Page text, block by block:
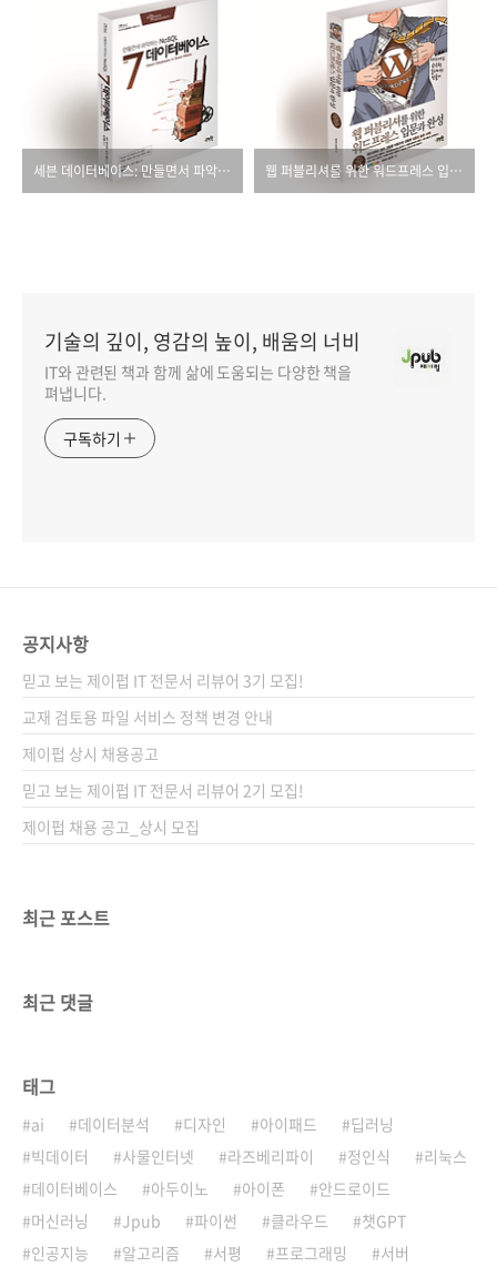
세븐 데이터베이스: 만들면서 파악하는 NoSQL 웹 퍼블리셔를 위한 워드프레스 입문과 완성
기술의 깊이, 영감의 높이, 배움의 너비
IT와 관련된 책과 함께 삶에 도움되는 다양한 책을
펴냅니다.
구독하기
공지사항
믿고 보는 제이펍 IT 전문서 리뷰어 3기 모집!
교재 검토용 파일 서비스 정책 변경 안내
제이펍 상시 채용공고
믿고 보는 제이펍 IT 전문서 리뷰어 2기 모집!
제이펍 채용 공고_상시 모집
최근 포스트
최근 댓글
태그
ai 데이터분석 디자인 아이패드
딥러닝
빅데이터
사물인터넷 라즈베리파이 정인식
리눅스
데이터베이스
아두이노 아이폰
안드로이드
머신러닝
Jpub 파이썬 클라우드
챗GPT
인공지능
알고리즘 서평 프로그래밍
서버